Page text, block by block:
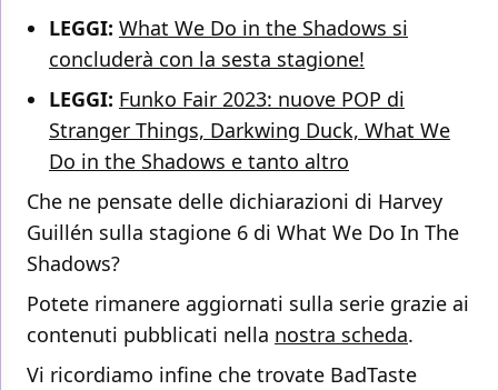
LEGGI: What We Do in the Shadows si
concluderà con la sesta stagione!
LEGGI: Funko Fair 2023: nuove POP di
Stranger Things, Darkwing Duck, What We
Do in the Shadows e tanto altro
Che ne pensate delle dichiarazioni di Harvey
Guillén sulla stagione 6 di What We Do In The
Shadows?
Potete rimanere aggiornati sulla serie grazie ai
contenuti pubblicati nella nostra scheda.
Vi ricordiamo infine che trovate BadTaste